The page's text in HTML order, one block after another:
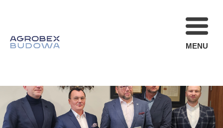
MENU
AKTUALNOŚCI
STREFA